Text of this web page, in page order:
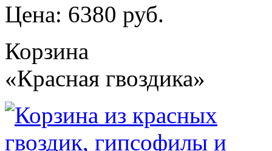
Цена: 6380 руб.
Корзина
«Красная гвоздика»